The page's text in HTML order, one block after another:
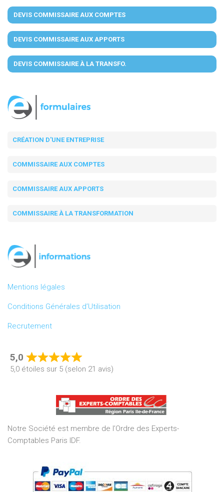
DEVIS COMMISSAIRE AUX COMPTES
DEVIS COMMISSAIRE AUX APPORTS
DEVIS COMMISSAIRE À LA TRANSFO.
CRÉATION D'UNE ENTREPRISE
COMMISSAIRE AUX COMPTES
COMMISSAIRE AUX APPORTS
COMMISSAIRE À LA TRANSFORMATION
Mentions légales
Conditions Générales d’Utilisation
Recrutement
5,0
Rated
of
5
5,0 étoiles sur 5 (selon 21 avis)
Notre Société est membre de l’Ordre des Experts-
Comptables Paris IDF.